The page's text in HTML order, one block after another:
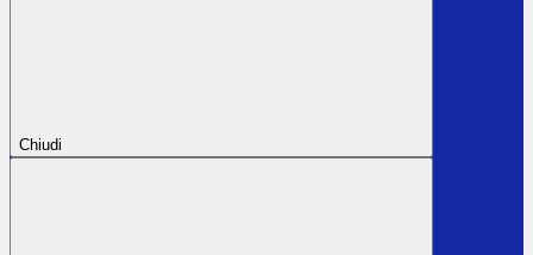
Chiudi